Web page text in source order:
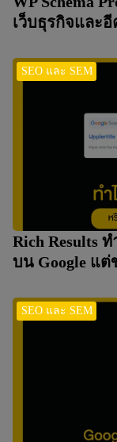
เว็บธุรกิจและ
SEO และ SEM
Rich Results
บน Google แ
SEO และ SEM